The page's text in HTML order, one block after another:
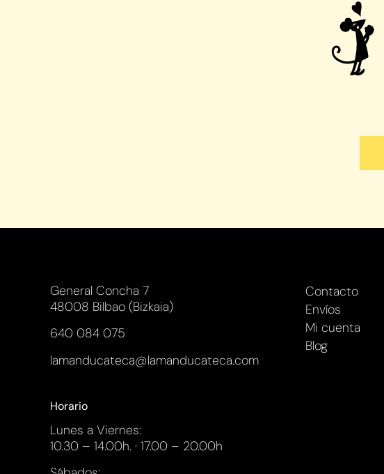
General Concha 7
48008 Bilbao (Bizkaia)
640 084 075
lamanducateca@lamanducateca.com
Horario
Lunes a Viernes:
10.30 – 14.00h. · 17.00 – 20.00h
Contacto
Envíos
Mi cuenta
Blog